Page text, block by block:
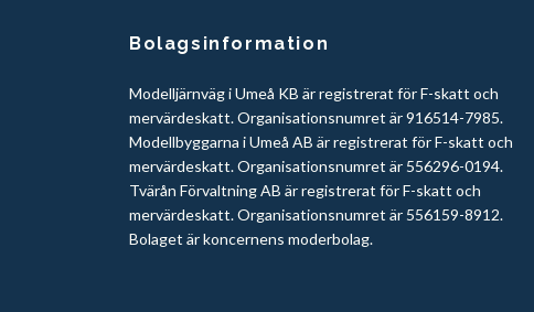
Bolagsinformation
Modelljärnväg i Umeå KB är registrerat för F-skatt och
mervärdeskatt. Organisationsnumret är 916514-7985.
Modellbyggarna i Umeå AB är registrerat för F-skatt och
mervärdeskatt. Organisationsnumret är 556296-0194.
Tvärån Förvaltning AB är registrerat för F-skatt och
mervärdeskatt. Organisationsnumret är 556159-8912.
Bolaget är koncernens moderbolag.